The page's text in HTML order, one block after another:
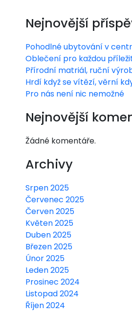
po
mo
cí
dici
–
Nejnovější
Pohodlné ubytování v
Oblečení pro každou
Přírodní matriál, ruční
Hrdí když se vítězí, věrní
Pro nás není nic nemožné
Nejnovější
Žádné komentáře.
Archivy
Srpen 2025
Červenec 2025
Červen 2025
Květen 2025
Duben 2025
Březen 2025
Únor 2025
Leden 2025
Prosinec 2024
Listopad 2024
Říjen 2024